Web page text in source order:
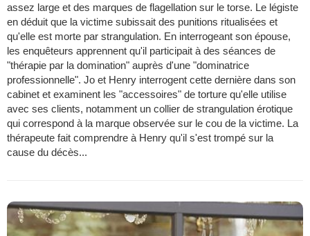
assez large et des marques de flagellation sur le torse. Le légiste
en déduit que la victime subissait des punitions ritualisées et
qu'elle est morte par strangulation. En interrogeant son épouse,
les enquêteurs apprennent qu'il participait à des séances de
"thérapie par la domination" auprès d'une "dominatrice
professionnelle". Jo et Henry interrogent cette dernière dans son
cabinet et examinent les "accessoires" de torture qu'elle utilise
avec ses clients, notamment un collier de strangulation érotique
qui correspond à la marque observée sur le cou de la victime. La
thérapeute fait comprendre à Henry qu'il s'est trompé sur la
cause du décès...